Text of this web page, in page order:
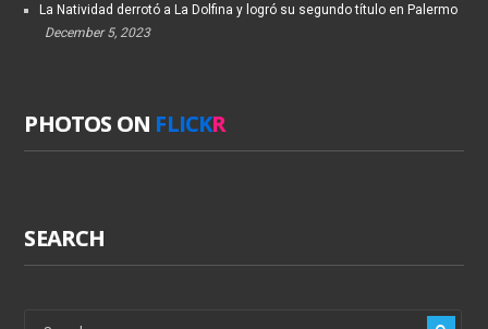
La Natividad derrotó a La Dolfina y logró su segundo título en Palermo
December 5, 2023
PHOTOS ON FLICKR
SEARCH